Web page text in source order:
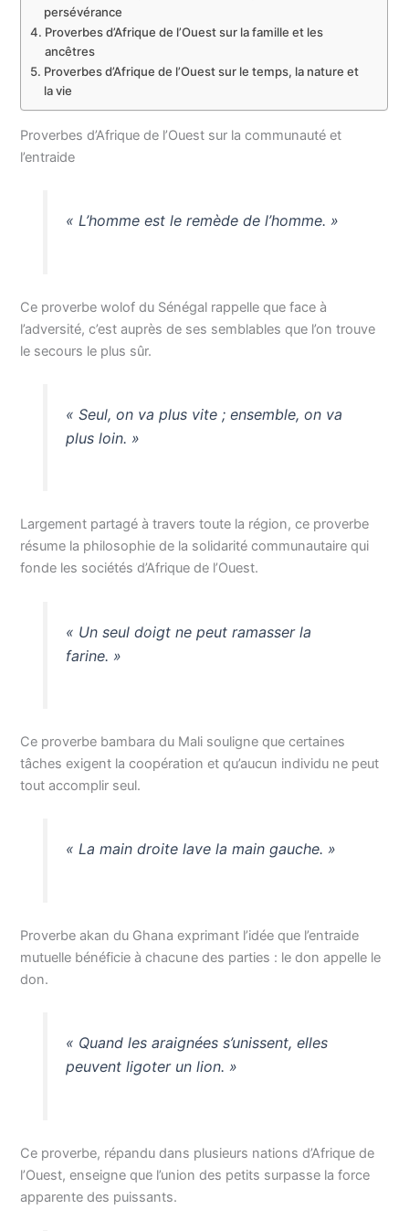
persévérance
Proverbes d’Afrique de l’Ouest sur la famille et les
ancêtres
Proverbes d’Afrique de l’Ouest sur le temps, la nature et
la vie
Proverbes d’Afrique de l’Ouest sur la communauté et
l’entraide
« L’homme est le remède de l’homme. »
Ce proverbe wolof du Sénégal rappelle que face à
l’adversité, c’est auprès de ses semblables que l’on trouve
le secours le plus sûr.
« Seul, on va plus vite ; ensemble, on va
plus loin. »
Largement partagé à travers toute la région, ce proverbe
résume la philosophie de la solidarité communautaire qui
fonde les sociétés d’Afrique de l’Ouest.
« Un seul doigt ne peut ramasser la
farine. »
Ce proverbe bambara du Mali souligne que certaines
tâches exigent la coopération et qu’aucun individu ne peut
tout accomplir seul.
« La main droite lave la main gauche. »
Proverbe akan du Ghana exprimant l’idée que l’entraide
mutuelle bénéficie à chacune des parties : le don appelle le
don.
« Quand les araignées s’unissent, elles
peuvent ligoter un lion. »
Ce proverbe, répandu dans plusieurs nations d’Afrique de
l’Ouest, enseigne que l’union des petits surpasse la force
apparente des puissants.